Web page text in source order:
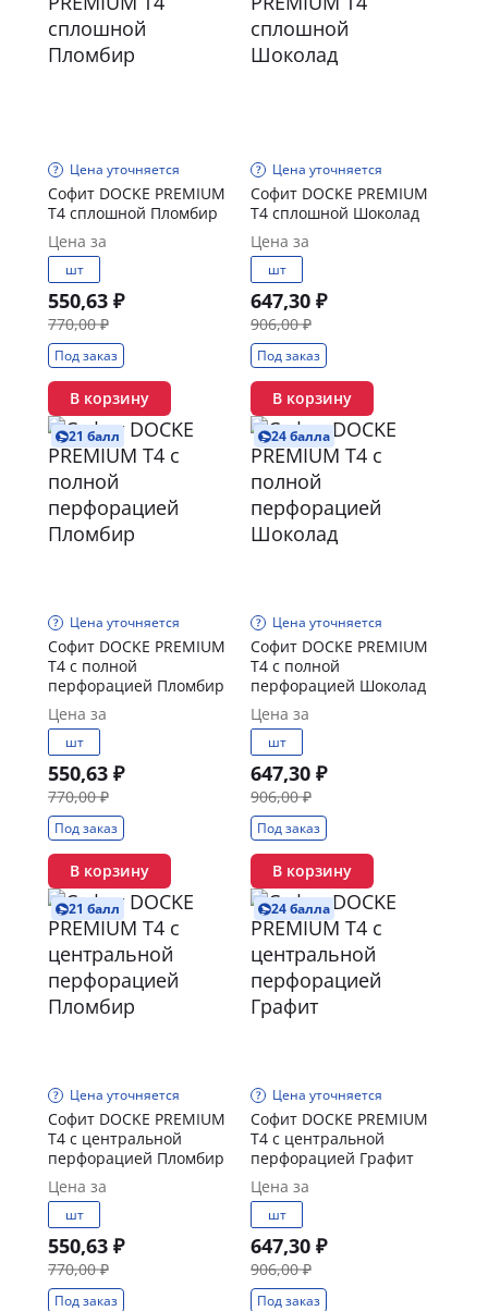
Цена уточняется
Софит DOCKE PREMIUM
T4 сплошной Пломбир
Цена за
шт
550,63 ₽
770,00 ₽
Под заказ
В корзину
Цена уточняется
Софит DOCKE PREMIUM
T4 сплошной Шоколад
Цена за
шт
647,30 ₽
906,00 ₽
Под заказ
В корзину
21 балл
Цена уточняется
Софит DOCKE PREMIUM
T4 с полной
перфорацией Пломбир
Цена за
шт
550,63 ₽
770,00 ₽
Под заказ
В корзину
24 балла
Цена уточняется
Софит DOCKE PREMIUM
T4 с полной
перфорацией Шоколад
Цена за
шт
647,30 ₽
906,00 ₽
Под заказ
В корзину
21 балл
Цена уточняется
Софит DOCKE PREMIUM
T4 с центральной
перфорацией Пломбир
Цена за
шт
550,63 ₽
770,00 ₽
Под заказ
24 балла
Цена уточняется
Софит DOCKE PREMIUM
T4 с центральной
перфорацией Графит
Цена за
шт
647,30 ₽
906,00 ₽
Под заказ